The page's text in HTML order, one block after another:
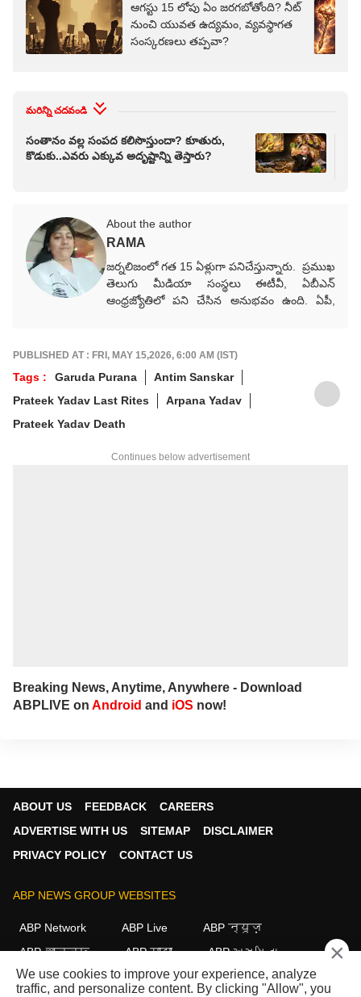
ఆగస్టు 15 లోపు ఏం జరగబోతోంది? నీట్
నుంచి యువత ఉద్యమం, వ్యవస్థాగత
సంస్కరణలు తప్పవా?
మరిన్ని చదవండి
సంతానం వల్ల సంపద కలిసొస్తుందా? కూతురు,
కొడుకు..ఎవరు ఎక్కువ అదృష్టాన్ని తెస్తారు?
About the author
RAMA
జర్నలిజంలో గత 15 ఏళ్లుగా పనిచేస్తున్నారు. ప్రముఖ
తెలుగు మీడియా సంస్థలు ఈటీవీ, ఏబీఎన్‌
ఆంధ్రజ్యోతిలో పని చేసిన అనుభవం ఉంది. ఏపీ,
గ్రాడ్యుయేషన్ పూర్తయ్యాక MJMC, MSW,
PGDPM కోర్సులు పూర్తిచేశారు. జర్నలిజం కోర్సు పూర్తి
చేసి పలు తెలుగు మీడియా సంస్థలలో కంటెంట్
రైటర్‌గా సేవలు అందించారు. జర్నలిజంలో
వందేళ్లకుపైగా చరిత్ర ఉన్న ఆనంద్ బజార్ పత్రిక
డిజిటల్ మీడియా ఏబీపీ దేశంలో నాలుగేళ్లుగా
PUBLISHED AT : FRI, MAY 15,2026, 6:00 AM (IST)
Tags : Garuda Purana
Antim Sanskar
Prateek Yadav Last Rites
Arpana Yadav
Prateek Yadav Death
Continues below advertisement
Breaking News, Anytime, Anywhere - Download
ABPLIVE on Android and iOS now!
ABOUT US FEEDBACK
CAREERS
ADVERTISE WITH US
SITEMAP
DISCLAIMER
PRIVACY POLICY
CONTACT US
ABP NEWS GROUP WEBSITES
ABP Network ABP Live
ABP न्यूज़
ABP আনন্দ
ABP माझा
ABP અસ્મિતા
ABP Ganga
ABP ਸਾਂਝਾ ABP நாடு ABP దేశం
×
We use cookies to improve your experience, analyze
traffic, and personalize content. By clicking "Allow", you